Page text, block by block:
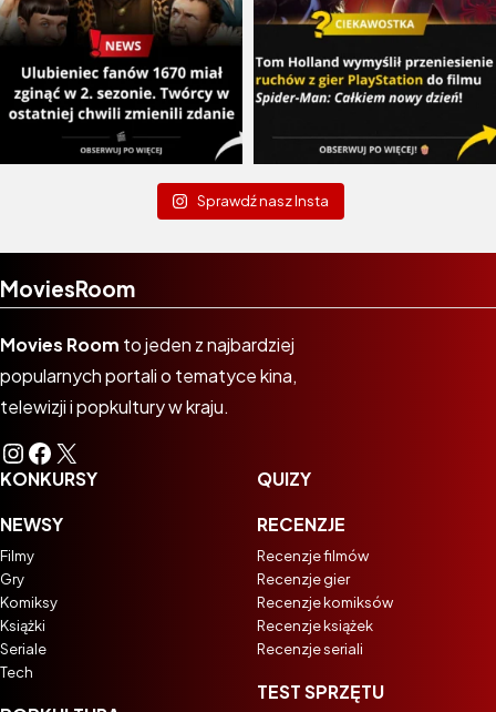
Sprawdź nasz Insta
MoviesRoom
Movies Room to jeden z najbardziej
popularnych portali o tematyce kina,
telewizji i popkultury w kraju.
Instagram
Facebook
X
KONKURSY
NEWSY
Filmy
Gry
Komiksy
Książki
Seriale
Tech
QUIZY
RECENZJE
Recenzje filmów
Recenzje gier
Recenzje komiksów
Recenzje książek
Recenzje seriali
TEST SPRZĘTU